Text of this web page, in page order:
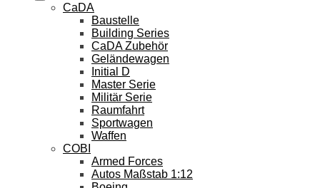
CaDA
Baustelle
Building Series
CaDA Zubehör
Geländewagen
Initial D
Master Serie
Militär Serie
Raumfahrt
Sportwagen
Waffen
COBI
Armed Forces
Autos Maßstab 1:12